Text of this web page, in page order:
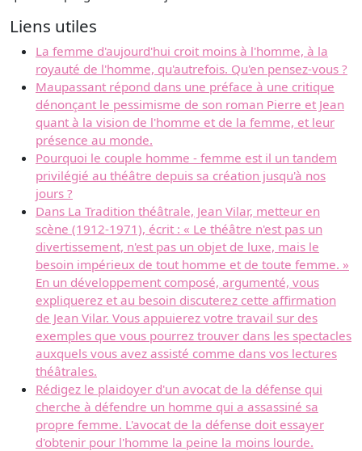
Liens utiles
La femme d'aujourd'hui croit moins à l'homme, à la
royauté de l'homme, qu'autrefois. Qu'en pensez-vous ?
Maupassant répond dans une préface à une critique
dénonçant le pessimisme de son roman Pierre et Jean
quant à la vision de l'homme et de la femme, et leur
présence au monde.
Pourquoi le couple homme - femme est il un tandem
privilégié au théâtre depuis sa création jusqu'à nos
jours ?
Dans La Tradition théâtrale, Jean Vilar, metteur en
scène (1912-1971), écrit : « Le théâtre n'est pas un
divertissement, n'est pas un objet de luxe, mais le
besoin impérieux de tout homme et de toute femme. »
En un développement composé, argumenté, vous
expliquerez et au besoin discuterez cette affirmation
de Jean Vilar. Vous appuierez votre travail sur des
exemples que vous pourrez trouver dans les spectacles
auxquels vous avez assisté comme dans vos lectures
théâtrales.
Rédigez le plaidoyer d'un avocat de la défense qui
cherche à défendre un homme qui a assassiné sa
propre femme. L'avocat de la défense doit essayer
d'obtenir pour l'homme la peine la moins lourde.